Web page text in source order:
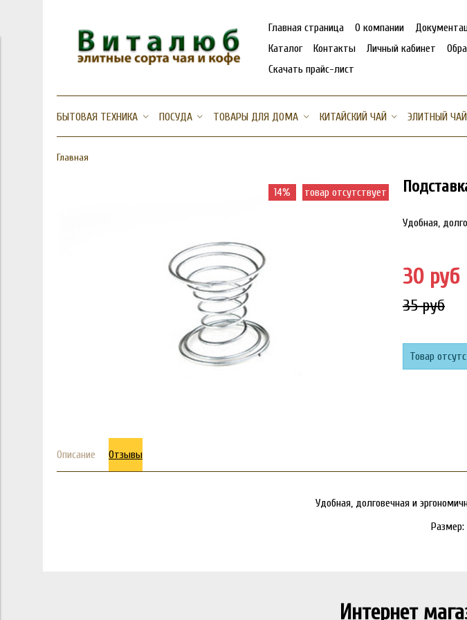
Главная страница О компании
Каталог
Контакты Личный кабинет
Скачать прайс-лист
БЫТОВАЯ ТЕХНИКА ПОСУДА ТОВАРЫ ДЛЯ ДОМА КИТАЙСКИЙ ЧАЙ ЭЛИТНЫЙ ЧАЙ
Главная
14% товар отсутствует
Удобная,
30 руб
35 руб
Товар
Описание Отзывы
Удобная, долговечная и
Интернет